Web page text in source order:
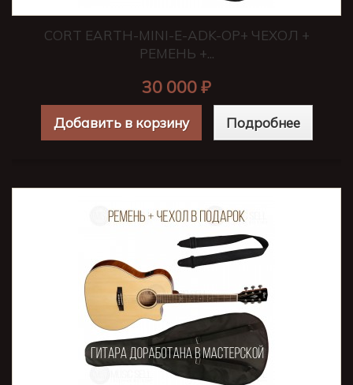
CORT EARTH-MINI-E-ADK-OP+ ЧЕХОЛ +
РЕМЕНЬ +...
30 000 ₽
Добавить в корзину Подробнее